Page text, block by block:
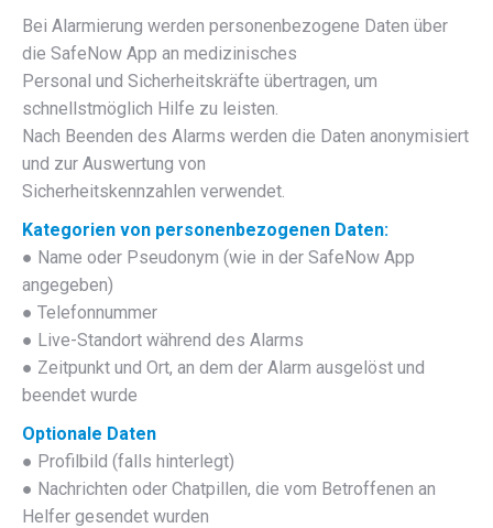
Bei Alarmierung werden personenbezogene Daten über
die SafeNow App an medizinisches
Personal und Sicherheitskräfte übertragen, um
schnellstmöglich Hilfe zu leisten.
Nach Beenden des Alarms werden die Daten anonymisiert
und zur Auswertung von
Sicherheitskennzahlen verwendet.
Kategorien von personenbezogenen Daten:
● Name oder Pseudonym (wie in der SafeNow App
angegeben)
● Telefonnummer
● Live-Standort während des Alarms
● Zeitpunkt und Ort, an dem der Alarm ausgelöst und
beendet wurde
Optionale Daten
● Profilbild (falls hinterlegt)
● Nachrichten oder Chatpillen, die vom Betroffenen an
Helfer gesendet wurden